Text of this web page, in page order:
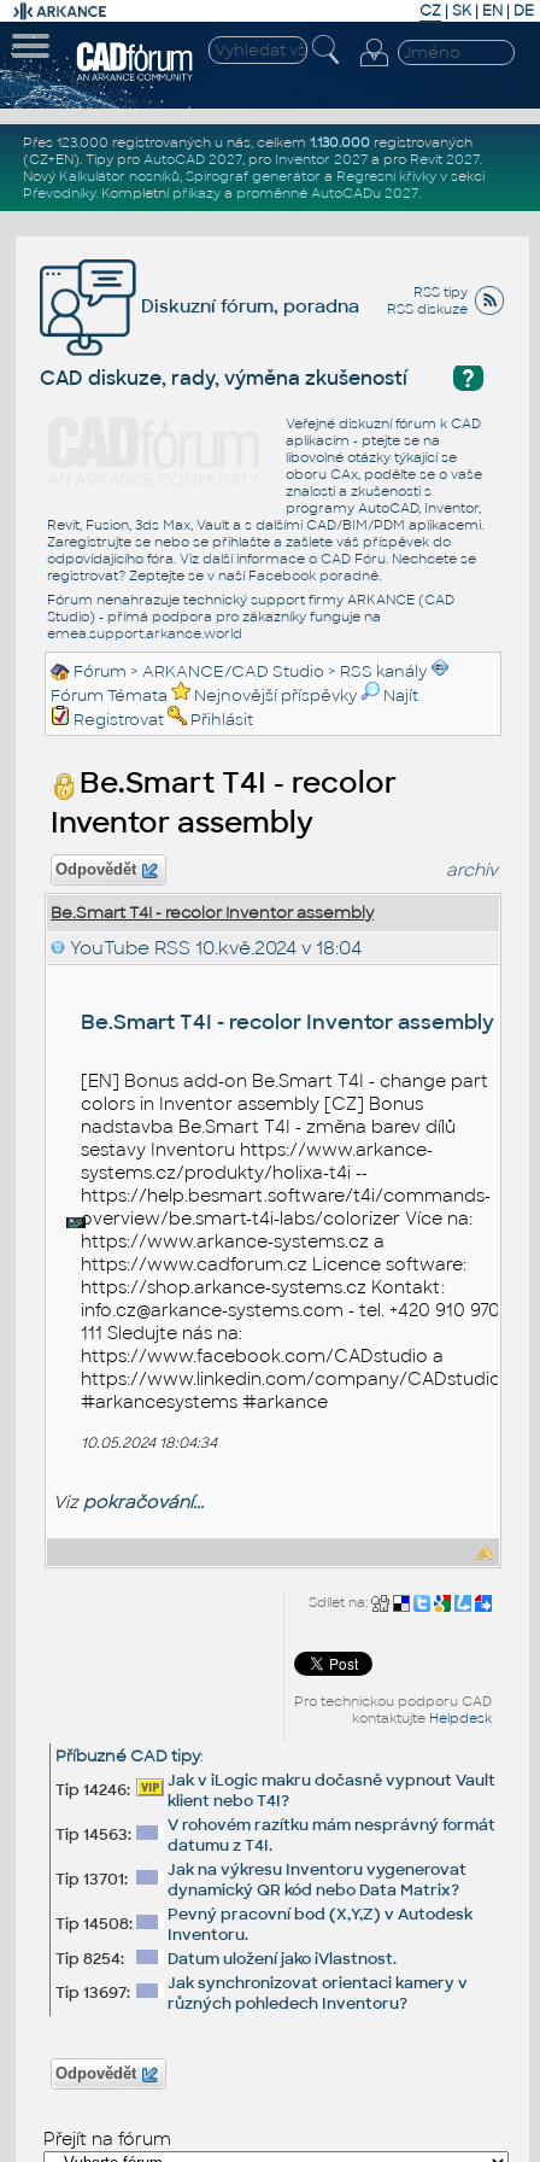
CZ | SK| EN | DE
Přes 123.000 registrovaných u nás, celkem 1.130.000registrovaných
(CZ+EN). Tipy pro AutoCAD 2027, pro Inventor 2027a pro Revit 2027.
Nový Kalkulátor nosníků, Spirograf generátor a Regresní křivkyv sekci
Převodníky. Kompletní příkazya proměnné AutoCADu 2027.
RSS tipy
RSS diskuze
Diskuzní fórum, poradna
?
CAD diskuze, rady, výměna zkušeností
Veřejné diskuzní fórum k CAD
aplikacím - ptejte se na
libovolné otázky týkající se
oboru CAx, podělte se o vaše
znalosti a zkušenosti s
programy AutoCAD, Inventor,
Revit, Fusion, 3ds Max, Vault a s dalšími CAD/BIM/PDM aplikacemi.
Zaregistrujte se nebo se přihlašte a zašlete váš příspěvek do
odpovídajícího fóra. Viz další informace o CAD Fóru. Nechcete se
registrovat? Zeptejte se v naší Facebook poradně.
Fórum nenahrazuje technický support firmy ARKANCE (CAD
Studio) - přímá podpora pro zákazníky funguje na
emea.support.arkance.world
Fórum >ARKANCE/CAD Studio > RSS kanály
Fórum Témata
Nejnovější příspěvky
Najít
Registrovat
Přihlásit
Be.Smart T4I - recolor
Inventor assembly
Odpovědět archiv
Be.Smart T4I - recolor Inventor assembly
YouTube RSS 10.kvě.2024 v 18:04
Be.Smart T4I - recolor Inventor assembly
[EN] Bonus add-on Be.Smart T4I - change part
colors in Inventor assembly [CZ] Bonus
nadstavba Be.Smart T4I - změna barev dílů
sestavy Inventoru https://www.arkance-
systems.cz/produkty/holixa-t4i --
https://help.besmart.software/t4i/commands-
overview/be.smart-t4i-labs/colorizer Více na:
https://www.arkance-systems.cz a
https://www.cadforum.cz Licence software:
https://shop.arkance-systems.cz Kontakt:
info.cz@arkance-systems.com - tel. +420 910 970
111 Sledujte nás na:
https://www.facebook.com/CADstudio a
https://www.linkedin.com/company/CADstudio
#arkancesystems #arkance
10.05.2024 18:04:34
Viz pokračování...
Sdílet na:
Pro technickou podporu CAD
kontaktujte Helpdesk
Příbuzné CAD tipy:
Tip 14246:
Jak v iLogic makru dočasně vypnout Vault
klient nebo T4I?
Tip 14563:
V rohovém razítku mám nesprávný formát
datumu z T4I.
Tip 13701:
Jak na výkresu Inventoru vygenerovat
dynamický QR kód nebo Data Matrix?
Tip 14508:
Pevný pracovní bod (X,Y,Z) v Autodesk
Inventoru.
Tip 8254:
Datum uložení jako iVlastnost.
Tip 13697:
Jak synchronizovat orientaci kamery v
různých pohledech Inventoru?
Odpovědět
Přejít na fórum